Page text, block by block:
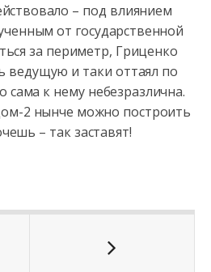
– под влиянием
от государственной
за периметр, Гриценко
ведущую и таки оттаял по
к нему небезразлична.
2 нынче можно построить
– так заставят!